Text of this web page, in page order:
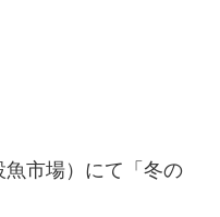
市場）にて「冬の